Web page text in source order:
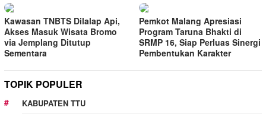
Kawasan TNBTS Dilalap Api,
Akses Masuk Wisata Bromo
via Jemplang Ditutup
Sementara
Pemkot Malang Apresiasi
Program Taruna Bhakti di
SRMP 16, Siap Perluas Sinergi
Pembentukan Karakter
TOPIK POPULER
KABUPATEN TTU